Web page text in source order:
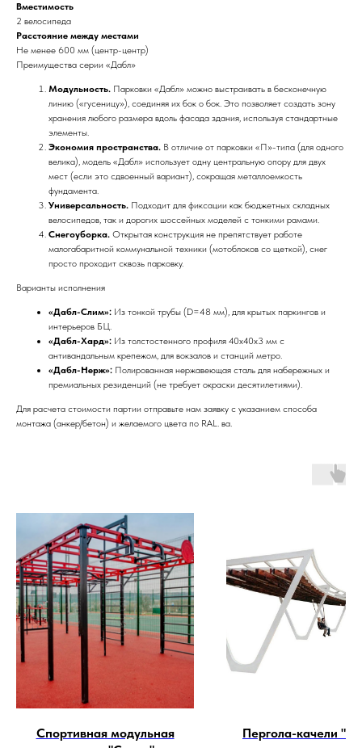
Вместимость
2 велосипеда
Расстояние между местами
Не менее 600 мм (центр-центр)
Преимущества серии «Дабл»
Модульность. Парковки «Дабл» можно выстраивать в бесконечную
линию («гусеницу»), соединяя их бок о бок. Это позволяет создать зону
хранения любого размера вдоль фасада здания, используя стандартные
элементы.
Экономия пространства. В отличие от парковки «П»-типа (для одного
велика), модель «Дабл» использует одну центральную опору для двух
мест (если это сдвоенный вариант), сокращая металлоемкость
фундамента.
Универсальность. Подходит для фиксации как бюджетных складных
велосипедов, так и дорогих шоссейных моделей с тонкими рамами.
Снегоуборка. Открытая конструкция не препятствует работе
малогабаритной коммунальной техники (мотоблоков со щеткой), снег
просто проходит сквозь парковку.
Варианты исполнения
«Дабл-Слим»: Из тонкой трубы (D=48 мм), для крытых паркингов и
интерьеров БЦ.
«Дабл-Хард»: Из толстостенного профиля 40х40х3 мм с
антивандальным крепежом, для вокзалов и станций метро.
«Дабл-Нерж»: Полированная нержавеющая сталь для набережных и
премиальных резиденций (не требует окраски десятилетиями).
Для расчета стоимости партии отправьте нам заявку с указанием способа
монтажа (анкер/бетон) и желаемого цвета по RAL. ва.
Спортивная модульная
Пергола-качели